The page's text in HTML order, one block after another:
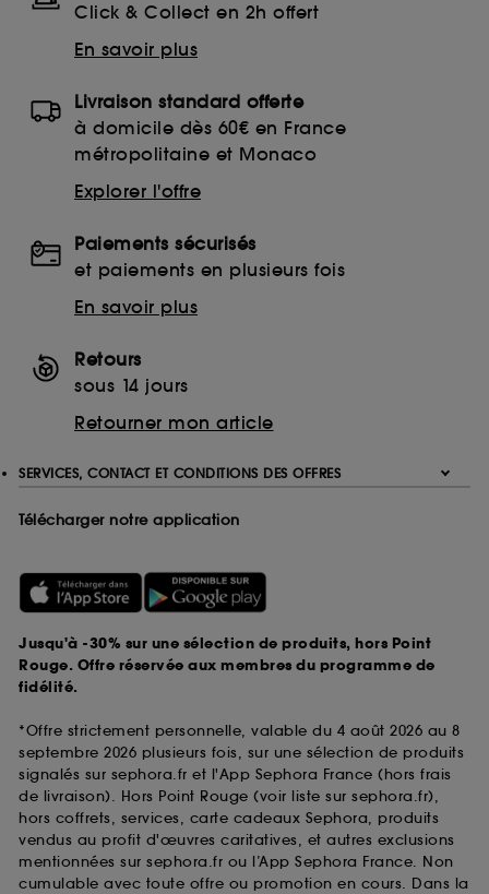
Click & Collect en 2h offert
En savoir plus
Livraison standard offerte
à domicile dès 60€ en France
métropolitaine et Monaco
Explorer l'offre
Paiements sécurisés
et paiements en plusieurs fois
En savoir plus
Retours
sous 14 jours
Retourner mon article
SERVICES, CONTACT ET CONDITIONS DES OFFRES
Télécharger notre application
Jusqu'à -30% sur une sélection de produits, hors Point
Rouge. Offre réservée aux membres du programme de
fidélité.
*Offre strictement personnelle, valable du 4 août 2026 au 8
septembre 2026 plusieurs fois, sur une sélection de produits
signalés sur sephora.fr et l'App Sephora France (hors frais
de livraison). Hors Point Rouge (voir liste sur sephora.fr),
hors coffrets, services, carte cadeaux Sephora, produits
vendus au profit d'œuvres caritatives, et autres exclusions
mentionnées sur sephora.fr ou l’App Sephora France. Non
cumulable avec toute offre ou promotion en cours. Dans la